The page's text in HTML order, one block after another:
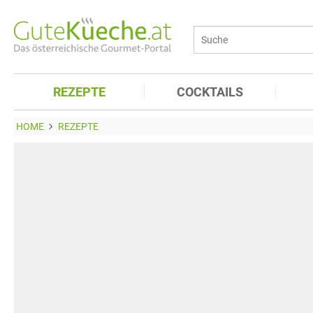
REZEPTE COCKTAILS
HOME REZEPTE